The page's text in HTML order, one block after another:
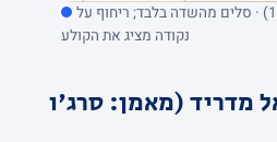
שלוש (10) · סלים מהשדה בלבד; ריחוף על
נקודה מציג את הקולע
מדריד (מאמן: סרג'ו